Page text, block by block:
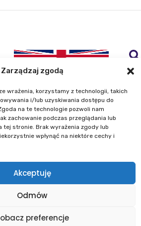
Zarządzaj zgodą
wrażenia, korzystamy z technologii, takich
i/lub uzyskiwania dostępu do
na te technologie pozwoli nam
zachowanie podczas przeglądania lub
tej stronie. Brak wyrażenia zgody lub
wpłynąć na niektóre cechy i
Akceptuję
Odmów
preferencje
Geodezji i Kartografii
Zygmunta Modzelewskiego 27
19 00
płci
Polityka plików cookies